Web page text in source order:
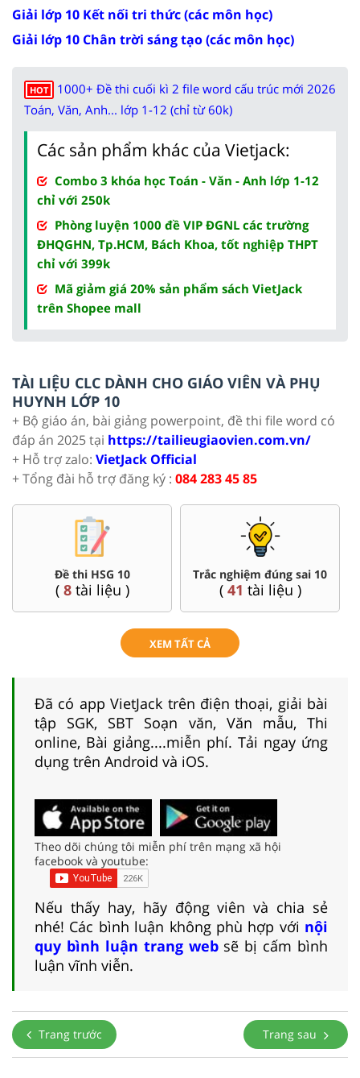
Giải lớp 10 Kết nối tri thức (các môn học)
Giải lớp 10 Chân trời sáng tạo (các môn học)
HOT
1000+ Đề thi cuối kì 2 file word cấu trúc mới 2026
Toán, Văn, Anh... lớp 1-12 (chỉ từ 60k)
Các sản phẩm khác của Vietjack:
Combo 3 khóa học Toán - Văn - Anh lớp 1-12
chỉ với 250k
Phòng luyện 1000 đề VIP ĐGNL các trường
ĐHQGHN, Tp.HCM, Bách Khoa, tốt nghiệp THPT
chỉ với 399k
Mã giảm giá 20% sản phẩm sách VietJack
trên Shopee mall
TÀI LIỆU CLC DÀNH CHO GIÁO VIÊN VÀ PHỤ
HUYNH LỚP 10
+ Bộ giáo án, bài giảng powerpoint, đề thi file word có
đáp án 2025 tại https://tailieugiaovien.com.vn/
+ Hỗ trợ zalo: VietJack Official
+ Tổng đài hỗ trợ đăng ký : 084 283 45 85
Đề thi HSG 10
( 8tài liệu )
Trắc nghiệm đúng sai 10
( 41 tài liệu )
XEM TẤT CẢ
Đã có app VietJack trên điện thoại, giải bài
tập SGK, SBT Soạn văn, Văn mẫu, Thi
online, Bài giảng....miễn phí. Tải ngay ứng
dụng trên Android và iOS.
Theo dõi chúng tôi miễn phí trên mạng xã hội
facebook và youtube:
Nếu thấy hay, hãy động viên và chia sẻ
nhé! Các bình luận không phù hợp với nội
quy bình luận trang websẽ bị cấm bình
luận vĩnh viễn.
Trang trước Trang sau